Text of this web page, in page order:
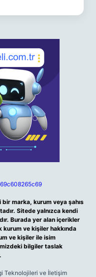
marka, kurum veya şahıs
Sitede yalnızca kendi
Burada yer alan içerikler
ve kişiler hakkında
ve kişiler ile isim
bilgiler taslak
Teknolojileri ve İletişim